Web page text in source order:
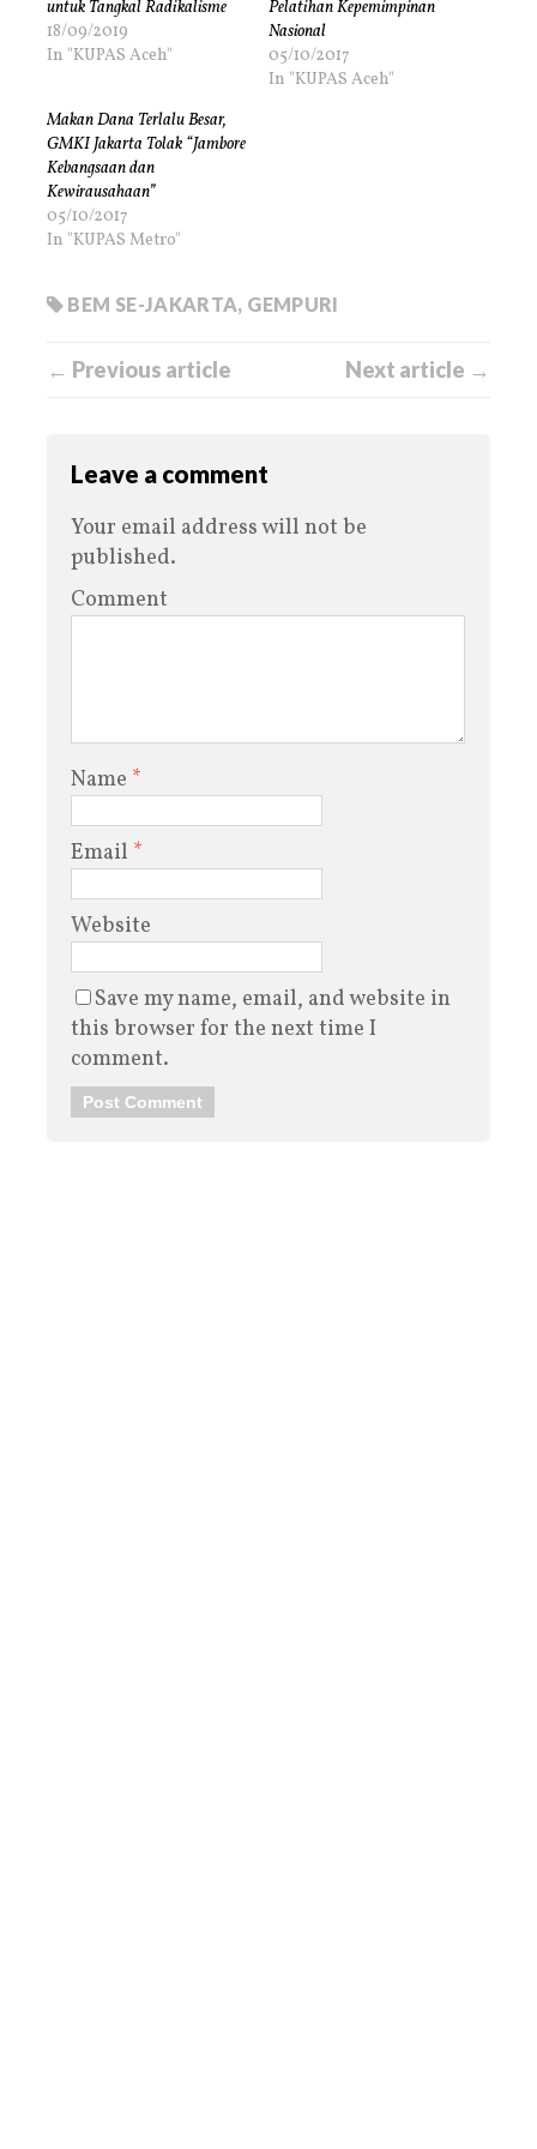
untuk Tangkal Radikalisme
18/09/2019
In "KUPAS Aceh"
Pelatihan Kepemimpinan
Nasional
05/10/2017
In "KUPAS Aceh"
Makan Dana Terlalu Besar,
GMKI Jakarta Tolak “Jambore
Kebangsaan dan
Kewirausahaan”
05/10/2017
In "KUPAS Metro"
BEM SE-JAKARTA, GEMPURI
← Previous article Next article →
Leave a comment
Your email address will not be
published.
Comment
Name *
Email *
Website
Save my name, email, and website in
this browser for the next time I
comment.